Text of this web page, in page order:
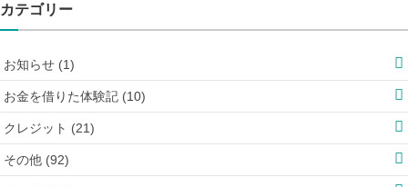
カテゴリー
お知らせ (1)
お金を借りた体験記 (10)
クレジット (21)
その他 (92)